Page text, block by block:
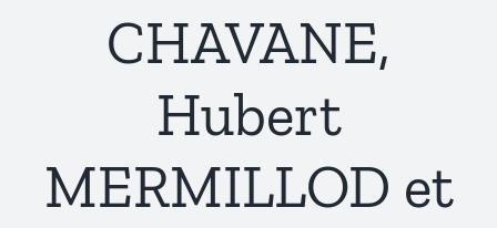
CHAVANE,
Hubert
MERMILLOD et